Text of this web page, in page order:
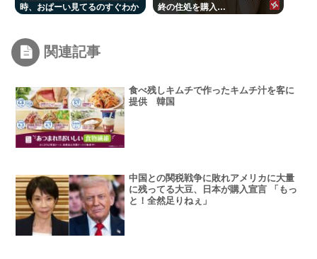
時、おぱーい見てるのすぐわか
終の住処を購入…
関連記事
食べ残しキムチで作ったキムチ汁を客に
提供 韓国
中国との関税戦争に敗れアメリカに大量
に残ってる大豆、日本が購入宣言 「もっ
と！全然足りねぇ」